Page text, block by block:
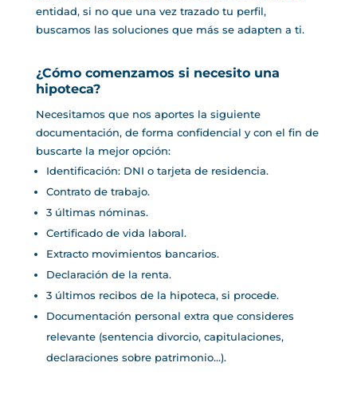
entidad, si no que una vez trazado tu perfil,
buscamos las soluciones que más se adapten a ti.
¿Cómo comenzamos si necesito una
hipoteca?
Necesitamos que nos aportes la siguiente
documentación, de forma confidencial y con el fin de
buscarte la mejor opción:
Identificación: DNI o tarjeta de residencia.
Contrato de trabajo.
3 últimas nóminas.
Certificado de vida laboral.
Extracto movimientos bancarios.
Declaración de la renta.
3 últimos recibos de la hipoteca, si procede.
Documentación personal extra que consideres
relevante (sentencia divorcio, capitulaciones,
declaraciones sobre patrimonio…).